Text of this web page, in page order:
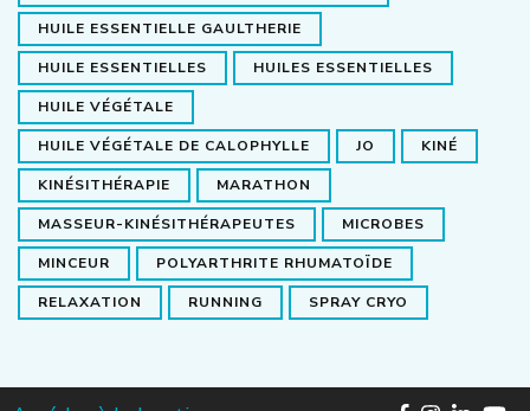
HUILE ESSENTIELLE GAULTHERIE
HUILE ESSENTIELLES HUILES ESSENTIELLES
HUILE VÉGÉTALE
HUILE VÉGÉTALE DE CALOPHYLLE JO KINÉ
KINÉSITHÉRAPIE MARATHON
MASSEUR-KINÉSITHÉRAPEUTES MICROBES
MINCEUR POLYARTHRITE RHUMATOÏDE
RELAXATION RUNNING SPRAY CRYO